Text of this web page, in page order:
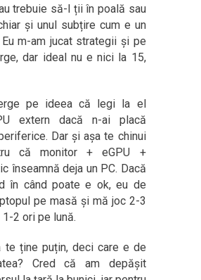
trebuie să-l ții în poală sau
și unul subțire cum e un
m-am jucat strategii și pe
dar ideal nu e nici la 15,
pe ideea că legi la el
extern dacă n-ai placă
Dar și așa te chinui
că monitor + eGPU +
înseamnă deja un PC. Dacă
în când poate e ok, eu de
pe masă și mă joc 2-3
2 ori pe lună.
te ține puțin, deci care e de
Cred că am depășit